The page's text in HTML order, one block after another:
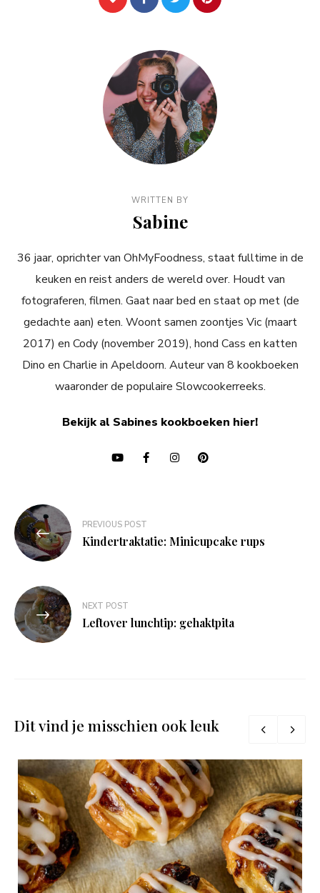
WRITTEN BY
Sabine
36 jaar, oprichter van OhMyFoodness, staat fulltime in de
keuken en reist anders de wereld over. Houdt van
fotograferen, filmen. Gaat naar bed en staat op met (de
gedachte aan) eten. Woont samen zoontjes Vic (maart
2017) en Cody (november 2019), hond Cass en katten
Dino en Charlie in Apeldoorn. Auteur van 8 kookboeken
waaronder de populaire Slowcookerreeks.
Bekijk al Sabines kookboeken hier!
Bericht
navigatie
PREVIOUS POST
Kindertraktatie: Minicupcake rups
NEXT POST
Leftover lunchtip: gehaktpita
Dit vind je misschien ook leuk